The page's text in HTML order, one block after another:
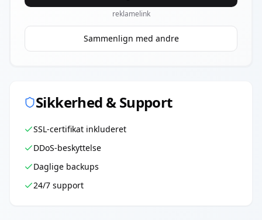
reklamelink
Sammenlign med andre
Sikkerhed & Support
SSL-certifikat inkluderet
DDoS-beskyttelse
Daglige backups
24/7 support